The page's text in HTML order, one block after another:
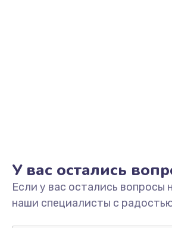
Замена/Pемонт
1300 руб.
У вас остались
Если у вас остались вопросы
наши специалисты с